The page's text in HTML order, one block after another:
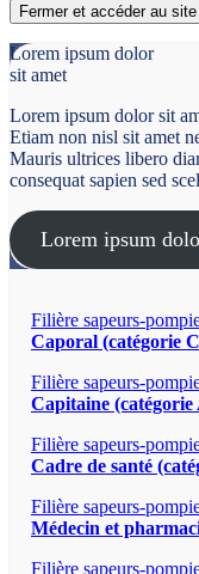
Fermer et accéder au site
Lorem ipsum dolor
sit amet
Lorem ipsum dolor sit
Etiam non nisl sit amet
Mauris ultrices libero
consequat sapien sed
Lorem ipsum
Filière sapeurs-
Caporal (catégorie
Filière sapeurs-
Capitaine (catégorie
Filière sapeurs-
Cadre de santé
Filière sapeurs-
Médecin et
Filière sapeurs-